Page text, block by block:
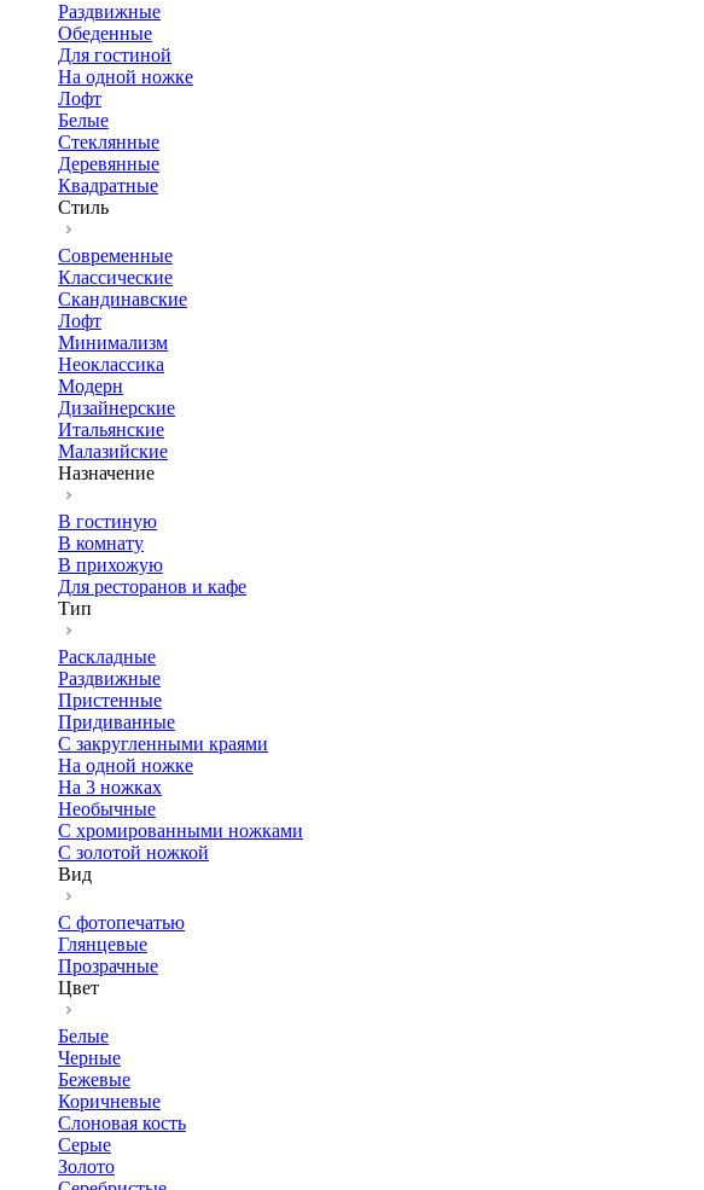
Раздвижные
Обеденные
Для гостиной
На одной ножке
Лофт
Белые
Стеклянные
Деревянные
Квадратные
Стиль
Современные
Классические
Скандинавские
Лофт
Минимализм
Неоклассика
Модерн
Дизайнерские
Итальянские
Малазийские
Назначение
В гостиную
В комнату
В прихожую
Для ресторанов и кафе
Тип
Раскладные
Раздвижные
Пристенные
Придиванные
С закругленными краями
На одной ножке
На 3 ножках
Необычные
С хромированными ножками
С золотой ножкой
Вид
С фотопечатью
Глянцевые
Прозрачные
Цвет
Белые
Черные
Бежевые
Коричневые
Слоновая кость
Серые
Золото